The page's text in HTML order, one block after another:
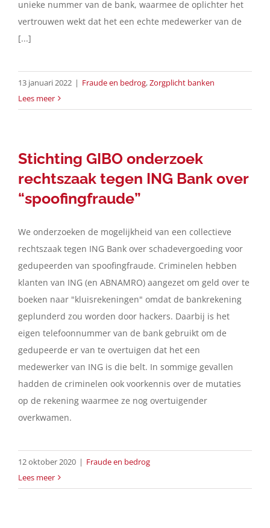
unieke nummer van de bank, waarmee de oplichter het
vertrouwen wekt dat het een echte medewerker van de
[...]
13 januari 2022 | Fraude en bedrog,Zorgplicht banken
Lees meer
Stichting GIBO onderzoek
rechtszaak tegen ING Bank over
“spoofingfraude”
We onderzoeken de mogelijkheid van een collectieve
rechtszaak tegen ING Bank over schadevergoeding voor
gedupeerden van spoofingfraude. Criminelen hebben
klanten van ING (en ABNAMRO) aangezet om geld over te
boeken naar "kluisrekeningen" omdat de bankrekening
geplunderd zou worden door hackers. Daarbij is het
eigen telefoonnummer van de bank gebruikt om de
gedupeerde er van te overtuigen dat het een
medewerker van ING is die belt. In sommige gevallen
hadden de criminelen ook voorkennis over de mutaties
op de rekening waarmee ze nog overtuigender
overkwamen.
12 oktober 2020 | Fraude en bedrog
Lees meer